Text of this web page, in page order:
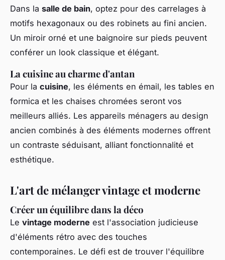
Dans la salle de bain, optez pour des carrelages à
motifs hexagonaux ou des robinets au fini ancien.
Un miroir orné et une baignoire sur pieds peuvent
conférer un look classique et élégant.
La cuisine au charme d'antan
Pour la cuisine, les éléments en émail, les tables en
formica et les chaises chromées seront vos
meilleurs alliés. Les appareils ménagers au design
ancien combinés à des éléments modernes offrent
un contraste séduisant, alliant fonctionnalité et
esthétique.
L'art de mélanger vintage et moderne
Créer un équilibre dans la déco
Le vintage moderne est l'association judicieuse
d'éléments rétro avec des touches
contemporaines. Le défi est de trouver l'équilibre